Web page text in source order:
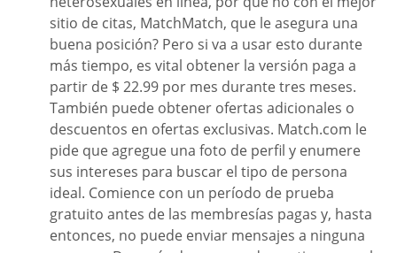
sitio de citas, MatchMatch, que le asegura una
buena posición? Pero si va a usar esto durante
más tiempo, es vital obtener la versión paga a
partir de $ 22.99 por mes durante tres meses.
También puede obtener ofertas adicionales o
descuentos en ofertas exclusivas. Match.com le
pide que agregue una foto de perfil y enumere
sus intereses para buscar el tipo de persona
ideal. Comience con un período de prueba
gratuito antes de las membresías pagas y, hasta
entonces, no puede enviar mensajes a ninguna